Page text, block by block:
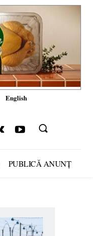
English
PUBLICĂ ANUNȚ